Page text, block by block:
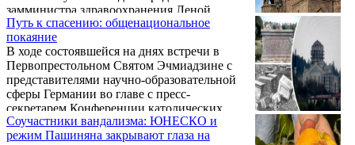
замминистра здравоохранения Леной
Нанушян проекта решения о порядке
расчета, начисления и выплаты бонусных
баллов в сфере всеобщего страхования
здоровья…
Путь к спасению: общенациональное
покаяние
В ходе состоявшейся на днях встречи в
Первопрестольном Святом Эчмиадзине с
представителями научно-образовательной
сферы Германии во главе с пресс-
секретарем Конференции католических
епископов Германии доктором Маттиасом
Коппом Католикос всех армян Гарегин II
Соучастники вандализма: ЮНЕСКО и
режим Пашиняна закрывают глаза на